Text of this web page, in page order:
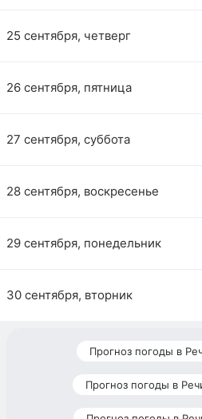
25 сентября, четверг
26 сентября, пятница
27 сентября, суббота
28 сентября, воскресенье
29 сентября, понедельник
30 сентября, вторник
Прогноз погоды в
Прогноз погоды в